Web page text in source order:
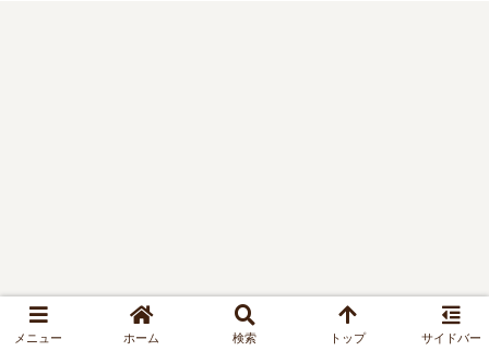
メニュー ホーム 検索 トップ サイドバー